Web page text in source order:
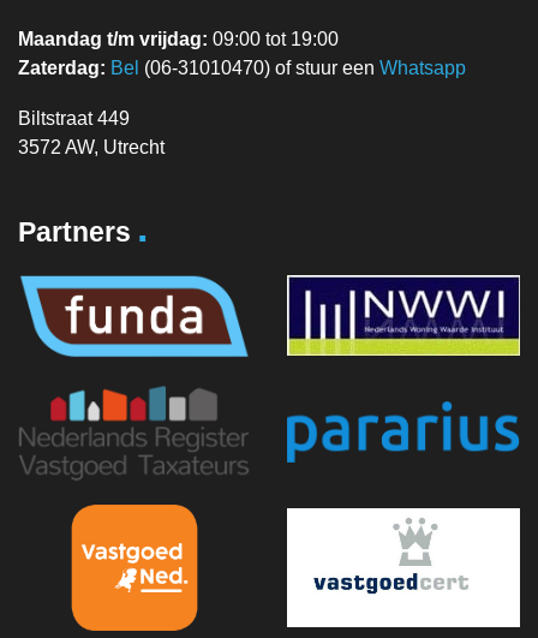
Maandag t/m vrijdag: 09:00 tot 19:00
Zaterdag: Bel (06-31010470) of stuur een Whatsapp
Biltstraat 449
3572 AW, Utrecht
Partners .